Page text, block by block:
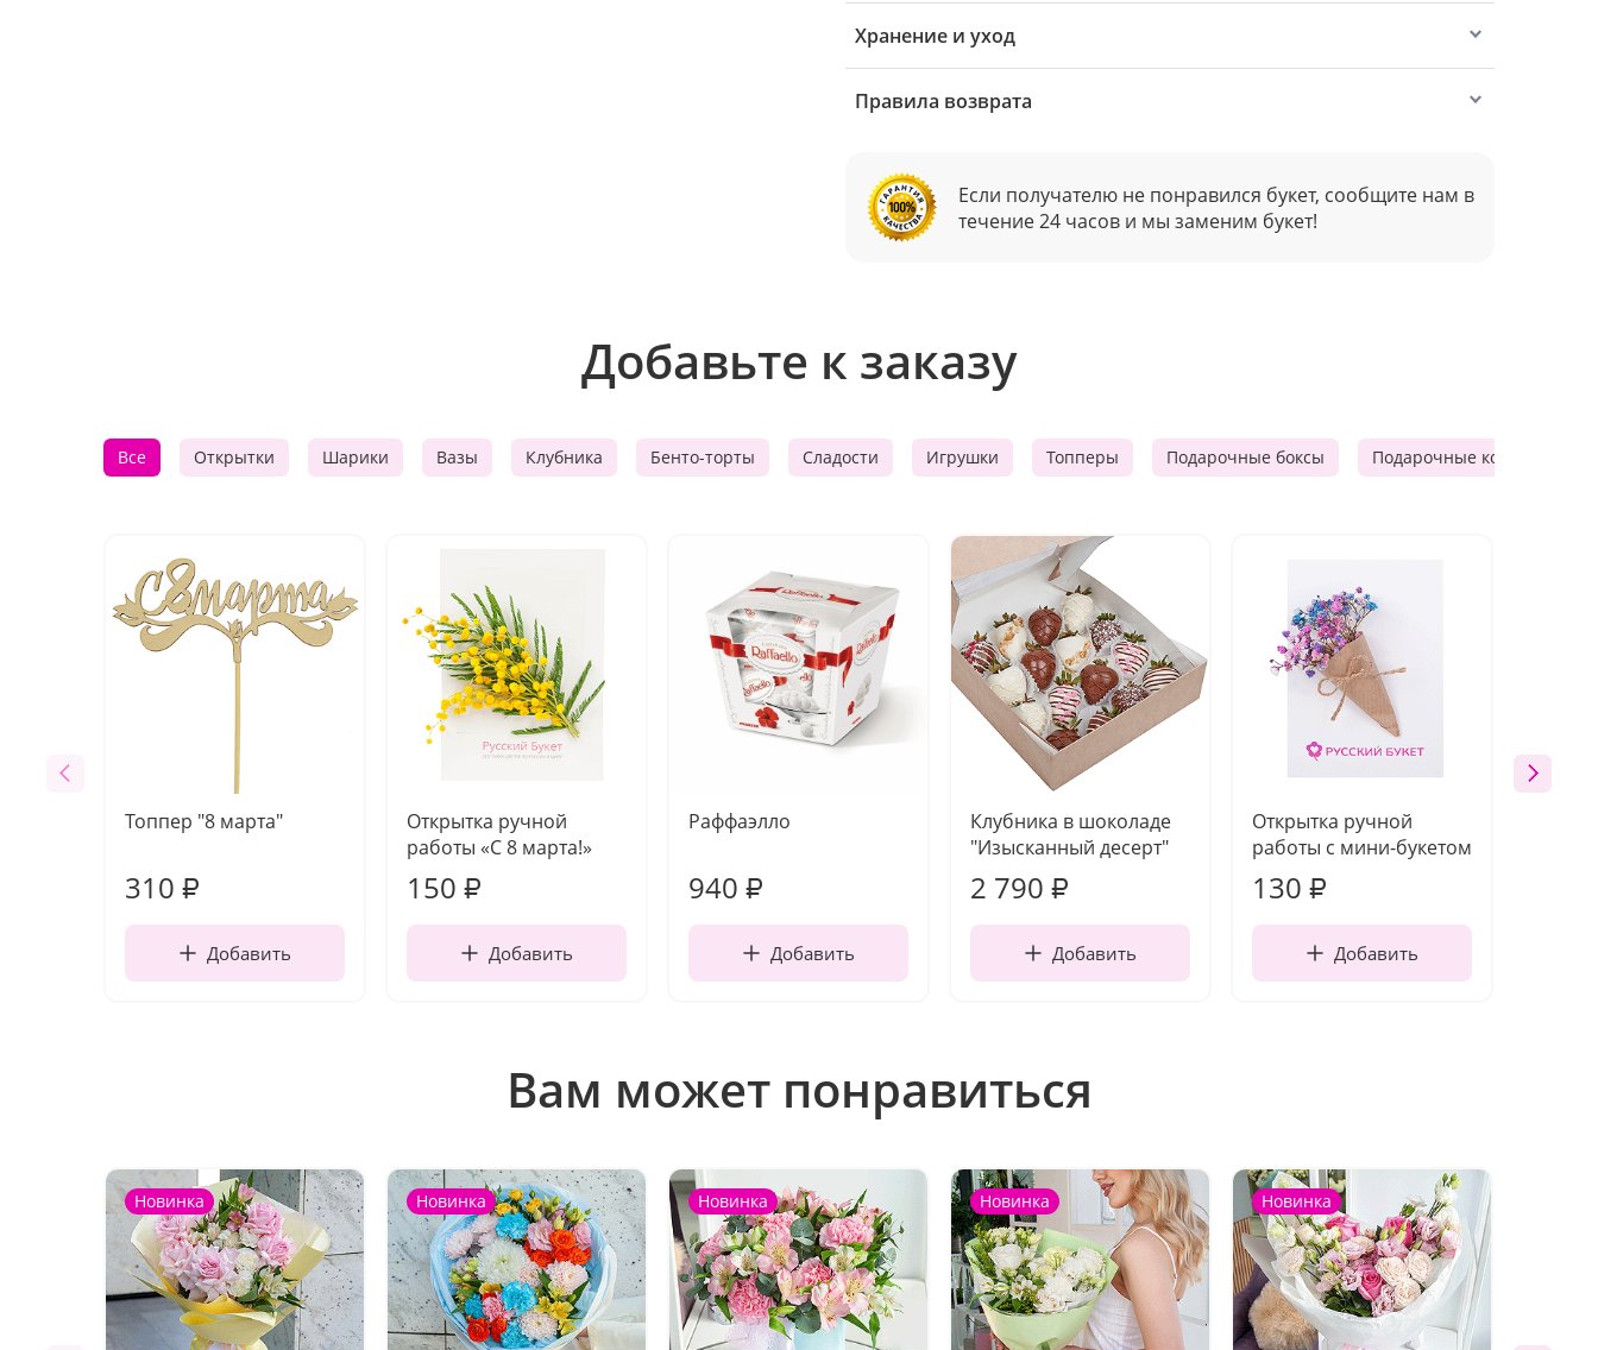
Хранение и уход
Правила возврата
Если получателю не понравился букет, сообщите нам в
течение 24 часов и мы заменим букет!
Добавьте к заказу
Все Открытки Шарики Вазы Клубника Бенто-торты Сладости Игрушки Топперы Подарочные боксы Подарочные корзины
Топпер "8 марта"
310 ₽
Добавить
Открытка ручной
работы «С 8 марта!»
150 ₽
Добавить
Раффаэлло
940 ₽
Добавить
Клубника в шоколаде
"Изысканный десерт"
2 790 ₽
Добавить
Открытка ручной
работы с мини-букетом
130 ₽
Добавить
Вам может понравиться
Новинка Новинка Новинка Новинка Новинка